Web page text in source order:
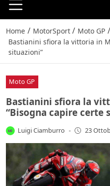
Home / MotorSport / Moto GP /
Bastianini sfiora la vittoria in
situazioni”
Moto GP
Bastianini sfiora la
“Bisogna capire certe
Luigi Ciamburro - 23